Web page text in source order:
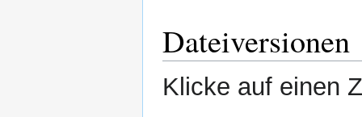
Dateiversionen
Klicke auf einen